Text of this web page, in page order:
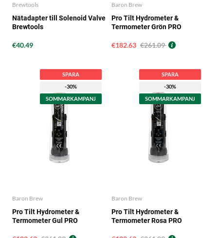
Brewtools
Nätadapter till Solenoid Valve
Brewtools
€40.49
Baron Brew
Pro Tilt Hydrometer &
Termometer Grön PRO
€182.63 €261.09
SPARA
-30%
SOMMARKAMPANJ
Baron Brew
Pro Tilt Hydrometer &
Termometer Gul PRO
SPARA
-30%
SOMMARKAMPANJ
Baron Brew
Pro Tilt Hydrometer &
Termometer Rosa PRO